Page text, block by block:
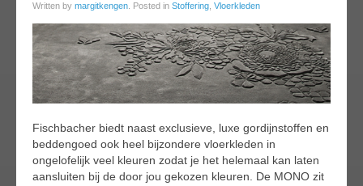
Written by margitkengen . Posted in Stoffering Vloerkleden
Fischbacher biedt naast exclusieve, luxe gordijnstoffen en
beddengoed ook heel bijzondere vloerkleden in
ongelofelijk veel kleuren zodat je het helemaal kan laten
aansluiten bij de door jou gekozen kleuren. De MONO zit